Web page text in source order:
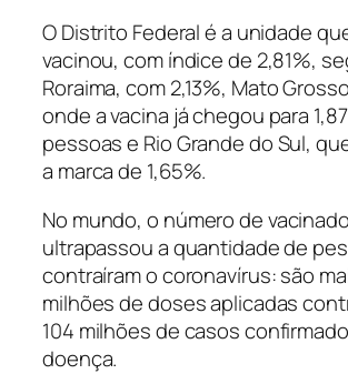
O Distrito Federal é a unidade
vacinou, com índice de 2,81%,
Roraima, com 2,13%, Mato
onde a vacina já chegou para
pessoas e Rio Grande do Sul,
a marca de 1,65%.
No mundo, o número de
ultrapassou a quantidade de
contraíram o coronavírus: são
milhões de doses aplicadas
104 milhões de casos
doença.